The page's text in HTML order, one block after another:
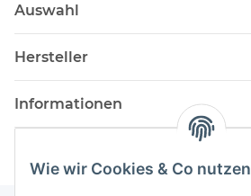
Wie wir Cookies & Co nutzen
Auswahl
Hersteller
Informationen